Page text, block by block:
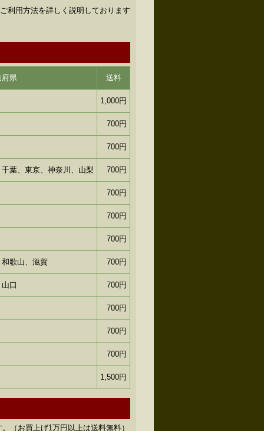
利用方法を詳しく説明しております
府県 送料
1,000円
700円
700円
葉、東京、神奈川、山梨 700円
700円
700円
700円
歌山、滋賀 700円
口 700円
700円
700円
700円
1,500円
（お買上げ1万円以上は送料無料）